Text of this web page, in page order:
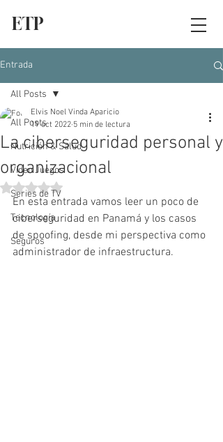
ETP
Entrada
All Posts
Nutrición & Salud
Video Juegos
Series de TV
Tecnología
Seguros
All Posts
La ciberseguridad personal y
organizacional
Elvis Noel Vinda Aparicio
19 oct 2022 5 min de lectura
Obtuvo NaN de 5 estrellas.
En esta entrada vamos leer un poco de
ciberseguridad en Panamá y los casos
de spoofing, desde mi perspectiva como
administrador de infraestructura.